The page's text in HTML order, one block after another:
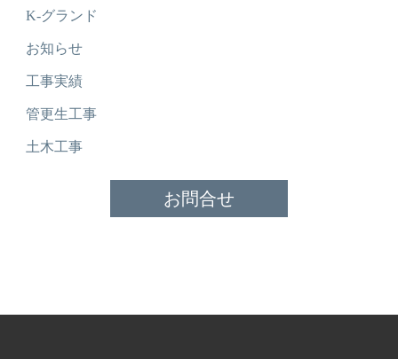
K-グランド
お知らせ
工事実績
管更生工事
土木工事
お問合せ